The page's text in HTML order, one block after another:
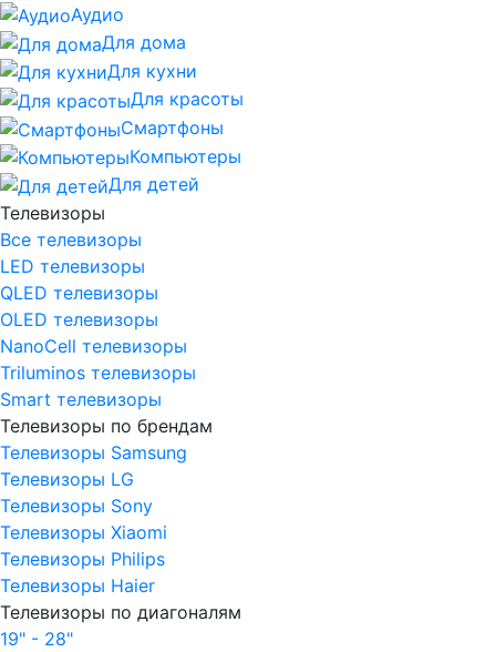
Аудио
Для дома
Для кухни
Для красоты
Смартфоны
Компьютеры
Для детей
Телевизоры
Все телевизоры
LED телевизоры
QLED телевизоры
OLED телевизоры
NanoCell телевизоры
Triluminos телевизоры
Smart телевизоры
Телевизоры по брендам
Телевизоры Samsung
Телевизоры LG
Телевизоры Sony
Телевизоры Xiaomi
Телевизоры Philips
Телевизоры Haier
Телевизоры по диагоналям
19" - 28"